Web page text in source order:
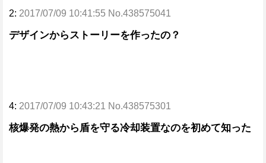
2: 2017/07/09 10:41:55 No.438575041
デザインからストーリーを作ったの？
4: 2017/07/09 10:43:21 No.438575301
核爆発の熱から盾を守る冷却装置なのを初めて知った